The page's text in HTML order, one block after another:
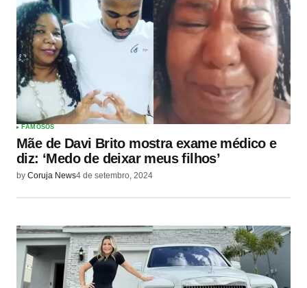
FAMOSOS
Mãe de Davi Brito mostra exame médico e
diz: ‘Medo de deixar meus filhos’
by Coruja News4 de setembro, 2024